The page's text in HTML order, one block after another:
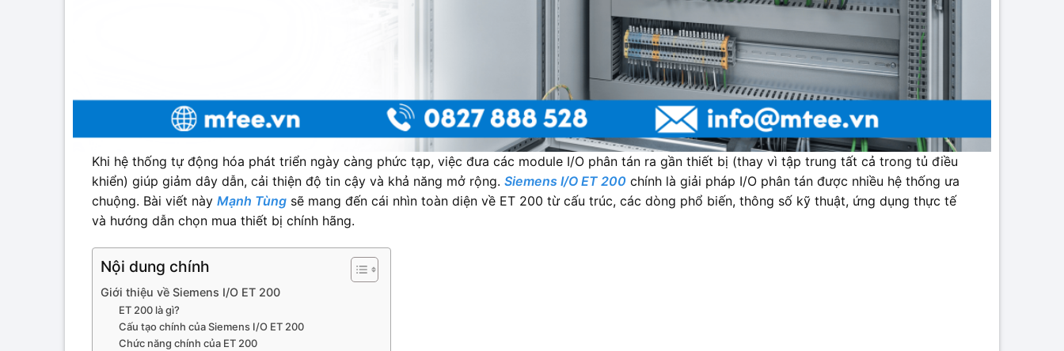
Khi hệ thống tự động hóa phát triển ngày càng phức tạp, việc đưa các module I/O phân tán ra gần thiết bị (thay vì tập trung tất cả trong tủ điều
khiển) giúp giảm dây dẫn, cải thiện độ tin cậy và khả năng mở rộng. Siemens I/O ET 200 chính là giải pháp I/O phân tán được nhiều hệ thống ưa
chuộng. Bài viết này Mạnh Tùng sẽ mang đến cái nhìn toàn diện về ET 200 từ cấu trúc, các dòng phổ biến, thông số kỹ thuật, ứng dụng thực tế
và hướng dẫn chọn mua thiết bị chính hãng.
Nội dung chính
Giới thiệu về Siemens I/O ET 200
ET 200 là gì?
Cấu tạo chính của Siemens I/O ET 200
Chức năng chính của ET 200